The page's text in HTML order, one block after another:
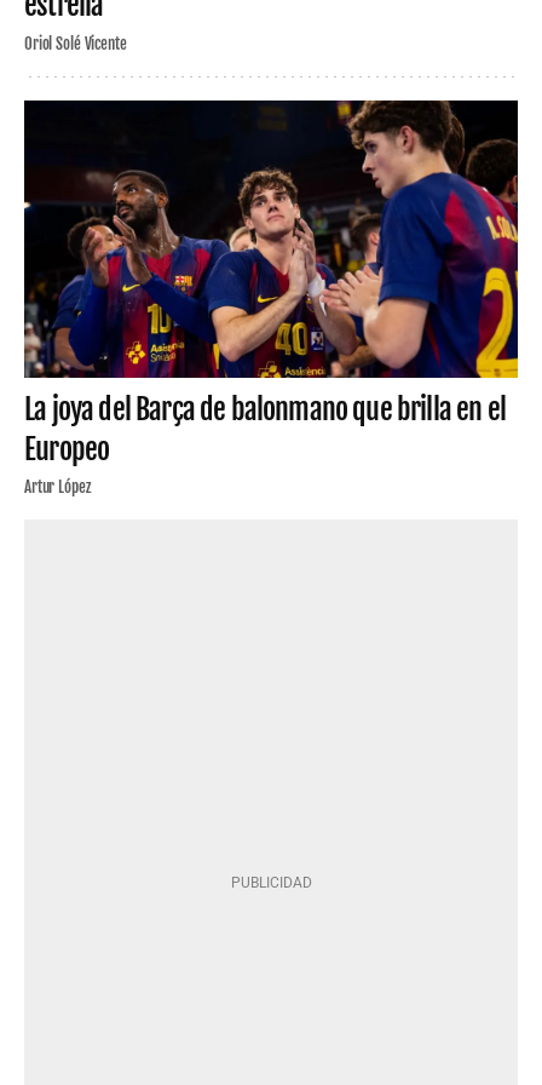
Oriol Solé Vicente
La joya del Barça de balonmano que brilla en el
Europeo
Artur López